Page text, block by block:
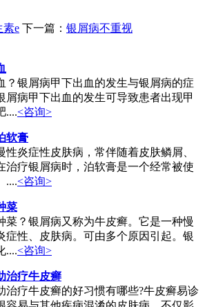
素e 下一篇： 银屑病不重视
？银屑病甲下出血的发生与银屑病的症
屑病甲下出血的发生可导致患者出现甲
....<咨询>
软膏
性炎症性皮肤病，常伴随着皮肤鳞屑、
治疗银屑病时，泊软膏是一个经常被使
....<咨询>
菜
菜？银屑病又称为牛皮癣。它是一种慢
症性、皮肤病。可由多个原因引起。银
....<咨询>
治疗牛皮癣
治疗牛皮癣的好习惯有哪些?牛皮癣易诊